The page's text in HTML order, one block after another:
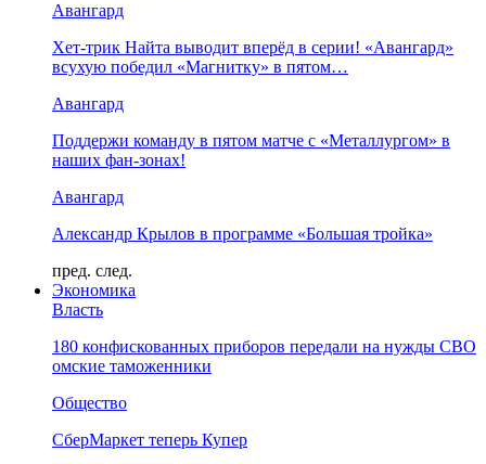
Авангард
Хет-трик Найта выводит вперёд в серии! «Авангард»
всухую победил «Магнитку» в пятом…
Авангард
Поддержи команду в пятом матче с «Металлургом» в
наших фан-зонах!
Авангард
Александр Крылов в программе «Большая тройка»
пред. след.
Экономика
Власть
180 конфискованных приборов передали на нужды СВО
омские таможенники
Общество
СберМаркет теперь Купер